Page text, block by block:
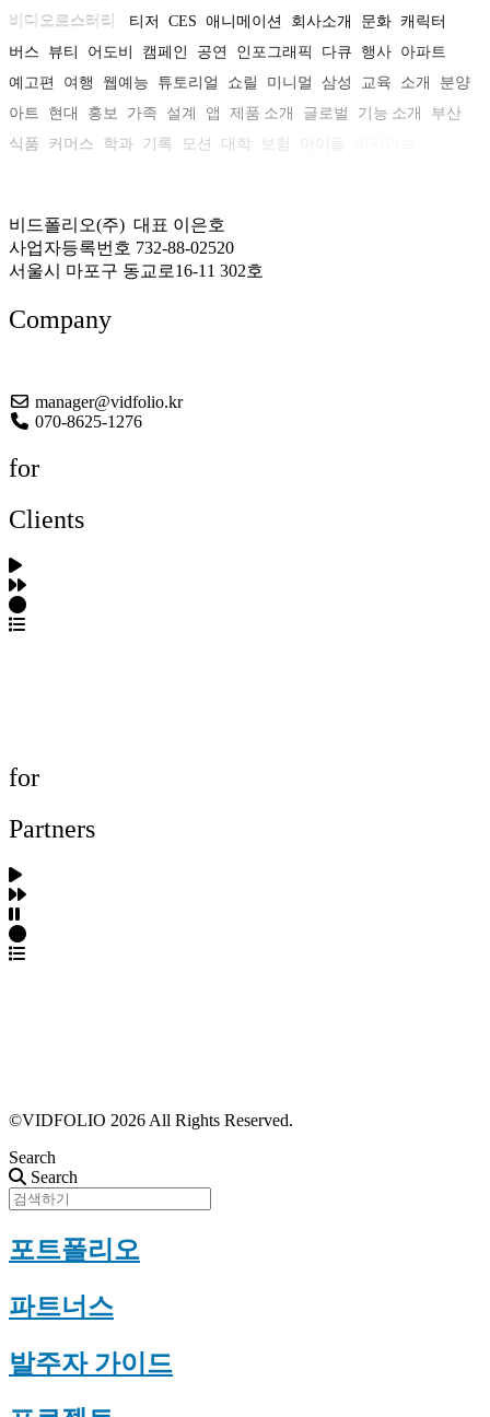
비디오로스터리
티저 CES 애니메이션 회사소개 문화 캐릭터
버스
뷰티 어도비 캠페인 공연 인포그래픽 다큐 행사 아파트
예고편
여행 웹예능 튜토리얼 쇼릴 미니멀 삼성 교육 소개
분양
아트
현대 홍보 가족 설계 앱 제품 소개 글로벌 기능 소개
부산
식품
커머스 학과 기록 모션 대학 보험
비드폴리오(주) 대표 이은호
사업자등록번호 732-88-02520
서울시 마포구 동교로16-11 302호
Company
manager@vidfolio.kr
070-8625-1276
for
Clients
for
Partners
©VIDFOLIO 2026 All Rights Reserved.
Search
Search
포트폴리오
파트너스
발주자 가이드